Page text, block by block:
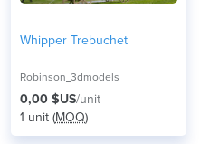
Whipper Trebuchet
Robinson_3dmodels
0,00 $US/unit
1 unit (MOQ)